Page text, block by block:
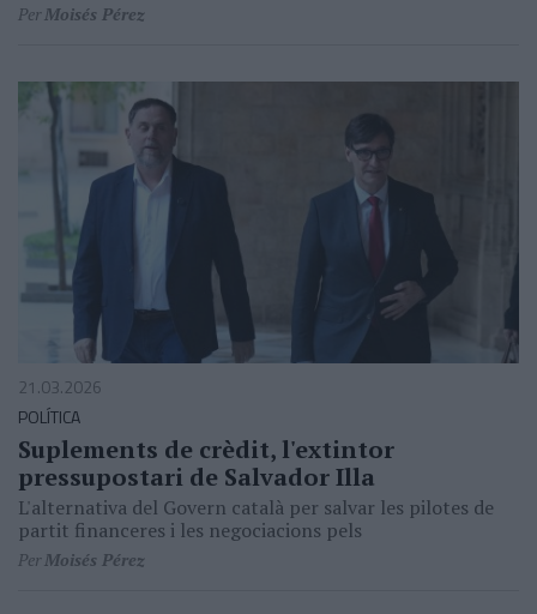
PerMoisés Pérez
21.03.2026
POLÍTICA
Suplements de crèdit, l'extintor
pressupostari de Salvador Illa
L'alternativa del Govern català per salvar les pilotes de
partit financeres i les negociacions pels
PerMoisés Pérez